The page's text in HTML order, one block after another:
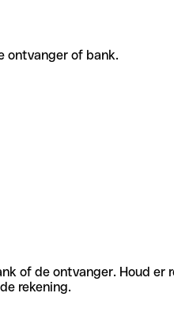
ontvanger of bank.
of de ontvanger. Houd
rekening.